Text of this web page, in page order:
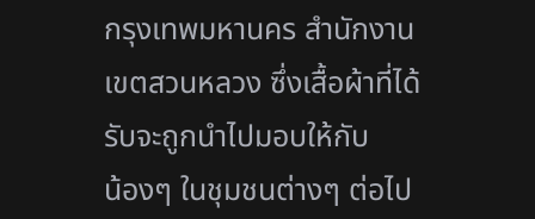
กรุงเทพมหานคร สำนักงาน
เขตสวนหลวง ซึ่งเสื้อผ้าที่ได้
รับจะถูกนำไปมอบให้กับ
น้องๆ ในชุมชนต่างๆ ต่อไป